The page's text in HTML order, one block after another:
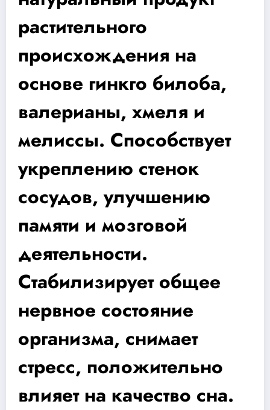
растительного
происхождения на
основе гинкго билоба,
валерианы, хмеля и
мелиссы. Способствует
укреплению стенок
сосудов, улучшению
памяти и мозговой
деятельности.
Стабилизирует общее
нервное состояние
организма, снимает
стресс, положительно
влияет на качество сна.